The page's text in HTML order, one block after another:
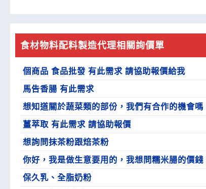
食材物料配料製造代理相關詢價單
個商品 食品批發 有此需求 請協助報價給我
馬告香腸 有此需求
想知道關於蔬菜類的部份，我們有合作的機會嗎
薑萃取 有此需求 請協助報價
想詢問抹茶粉跟焙茶粉
你好，我是做生意要用的，我想問糯米腸的價錢
保久乳、全脂奶粉